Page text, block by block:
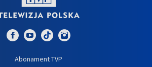
Abonament TVP